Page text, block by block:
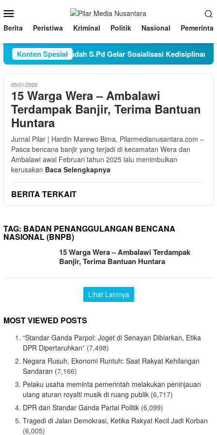
ke
kontenMobile
Berita Peristiwa Kriminal Politik Nasional
Konten Spesial
Sekolah Juraudah S.Pd Gelar Sosialisasi Kedisiplinan
05/01/2026
15 Warga Wera – Ambalawi
Terdampak Banjir, Terima Bantuan
Huntara
Jurnal Pilar | Hardin Marewo Bima, Pilarmedianusantara.com –
Pasca bencana banjir yang terjadi di kecamatan Wera dan
Ambalawi awal Februari tahun 2025 lalu menimbulkan
kerusakan Baca Selengkapnya
BERITA TERKAIT
TAG: BADAN PENANGGULANGAN BENCANA
NASIONAL (BNPB)
15 Warga Wera – Ambalawi Terdampak
Banjir, Terima Bantuan Huntara
Lihat Lainnya
MOST VIEWED POSTS
“Standar Ganda Parpol: Joget di Senayan Dibiarkan, Etika
DPR Dipertaruhkan” (7,498)
Negara Rusuh, Ekonomi Runtuh: Saat Rakyat Kehilangan
Sandaran (7,166)
Pelaku usaha meminta pemerintah melakukan peninjauan
ulang aturan royalti musik di ruang publik (6,717)
DPR dan Standar Ganda Partai Politik (6,099)
Tragedi di Jalan Demokrasi, Ketika Rakyat Kecil Jadi Korban
(6,005)